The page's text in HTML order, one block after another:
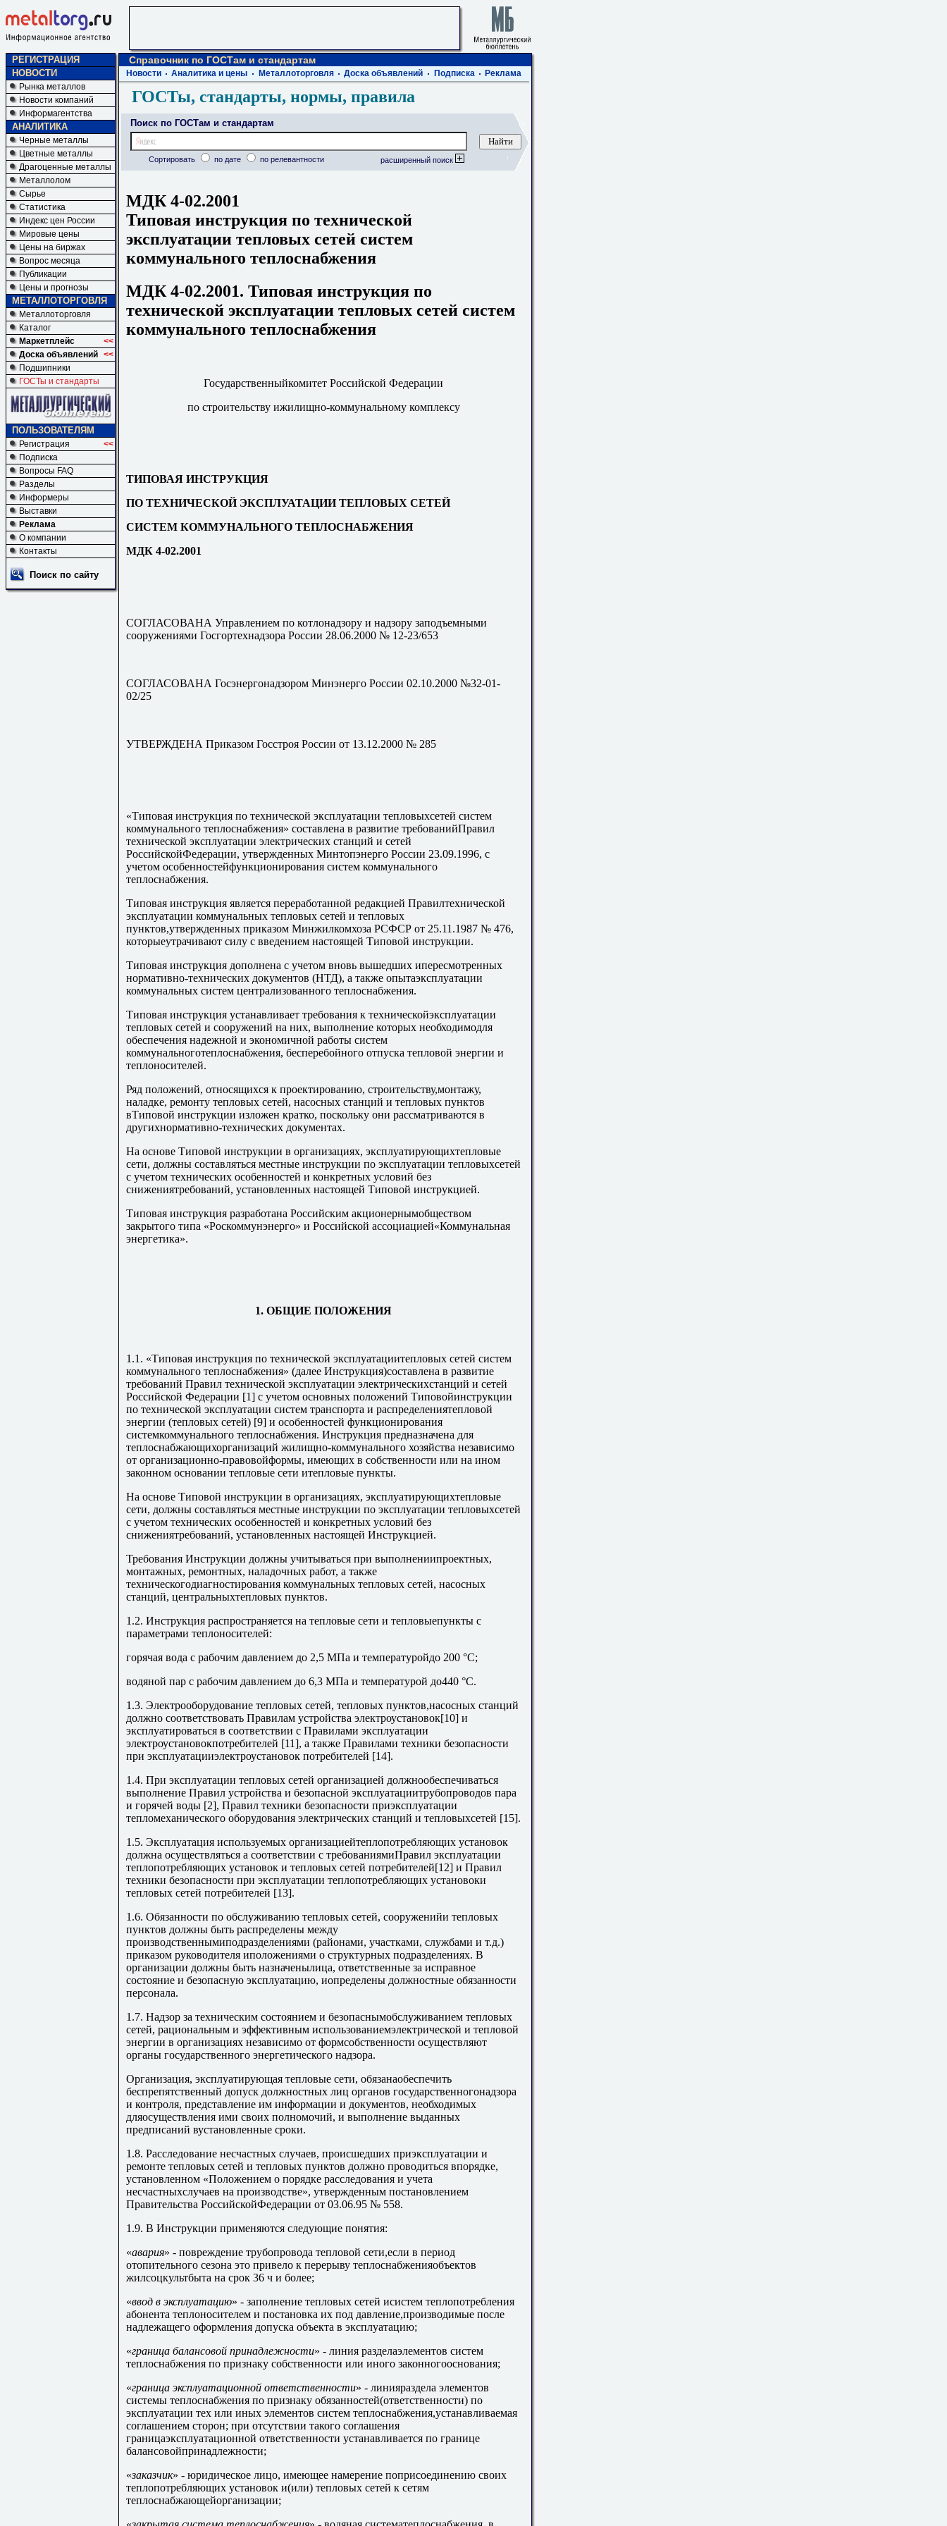
РЕГИСТРАЦИЯ
НОВОСТИ
Рынка металлов
Новости компаний
Информагентства
АНАЛИТИКА
Черные металлы
Цветные металлы
Драгоценные металлы
Металлолом
Сырье
Статистика
Индекс цен России
Мировые цены
Цены на биржах
Вопрос месяца
Публикации
Цены и прогнозы
МЕТАЛЛОТОРГОВЛЯ
Металлоторговля
Каталог
Маркетплейс
<<
Доска объявлений <<
Подшипники
ГОСТы и стандарты
ПОЛЬЗОВАТЕЛЯМ
Регистрация
<<
Подписка
Вопросы FAQ
Разделы
Информеры
Выставки
Реклама
О компании
Контакты
Поиск по сайту
Справочник по ГОСТам и стандартам
Новости Аналитика и цены Металлоторговля Доска объявлений Подписка Реклама
ГОСТы, стандарты, нормы, правила
Поиск по ГОСТам и стандартам
Сортировать по дате по релевантности расширенный поиск
МДК 4-02.2001
Типовая инструкция по технической
эксплуатации тепловых сетей систем
коммунального теплоснабжения
МДК 4-02.2001. Типовая инструкция по
технической эксплуатации тепловых сетей систем
коммунального теплоснабжения
Государственныйкомитет Российской Федерации
по строительству ижилищно-коммунальному комплексу
ТИПОВАЯ ИНСТРУКЦИЯ
ПО ТЕХНИЧЕСКОЙ ЭКСПЛУАТАЦИИ ТЕПЛОВЫХ СЕТЕЙ
СИСТЕМ КОММУНАЛЬНОГО ТЕПЛОСНАБЖЕНИЯ
МДК 4-02.2001
СОГЛАСОВАНА Управлением по котлонадзору и надзору заподъемными
сооружениями Госгортехнадзора России 28.06.2000 № 12-23/653
СОГЛАСОВАНА Госэнергонадзором Минэнерго России 02.10.2000 №32-01-
02/25
УТВЕРЖДЕНА Приказом Госстроя России от 13.12.2000 № 285
«Типовая инструкция по технической эксплуатации тепловыхсетей систем
коммунального теплоснабжения» составлена в развитие требованийПравил
технической эксплуатации электрических станций и сетей
РоссийскойФедерации, утвержденных Минтопэнерго России 23.09.1996, с
учетом особенностейфункционирования систем коммунального
теплоснабжения.
Типовая инструкция является переработанной редакцией Правилтехнической
эксплуатации коммунальных тепловых сетей и тепловых
пунктов,утвержденных приказом Минжилкомхоза РСФСР от 25.11.1987 № 476,
которыеутрачивают силу с введением настоящей Типовой инструкции.
Типовая инструкция дополнена с учетом вновь вышедших ипересмотренных
нормативно-технических документов (НТД), а также опытаэксплуатации
коммунальных систем централизованного теплоснабжения.
Типовая инструкция устанавливает требования к техническойэксплуатации
тепловых сетей и сооружений на них, выполнение которых необходимодля
обеспечения надежной и экономичной работы систем
коммунальноготеплоснабжения, бесперебойного отпуска тепловой энергии и
теплоносителей.
Ряд положений, относящихся к проектированию, строительству,монтажу,
наладке, ремонту тепловых сетей, насосных станций и тепловых пунктов
вТиповой инструкции изложен кратко, поскольку они рассматриваются в
другихнормативно-технических документах.
На основе Типовой инструкции в организациях, эксплуатирующихтепловые
сети, должны составляться местные инструкции по эксплуатации тепловыхсетей
с учетом технических особенностей и конкретных условий без
снижениятребований, установленных настоящей Типовой инструкцией.
Типовая инструкция разработана Российским акционернымобществом
закрытого типа «Роскоммунэнерго» и Российской ассоциацией«Коммунальная
энергетика».
1. ОБЩИЕ ПОЛОЖЕНИЯ
1.1. «Типовая инструкция по технической эксплуатациитепловых сетей систем
коммунального теплоснабжения» (далее Инструкция)составлена в развитие
требований Правил технической эксплуатации электрическихстанций и сетей
Российской Федерации [1] с учетом основных положений Типовойинструкции
по технической эксплуатации систем транспорта и распределениятепловой
энергии (тепловых сетей) [9] и особенностей функционирования
системкоммунального теплоснабжения. Инструкция предназначена для
теплоснабжающихорганизаций жилищно-коммунального хозяйства независимо
от организационно-правовойформы, имеющих в собственности или на ином
законном основании тепловые сети итепловые пункты.
На основе Типовой инструкции в организациях, эксплуатирующихтепловые
сети, должны составляться местные инструкции по эксплуатации тепловыхсетей
с учетом технических особенностей и конкретных условий без
снижениятребований, установленных настоящей Инструкцией.
Требования Инструкции должны учитываться при выполнениипроектных,
монтажных, ремонтных, наладочных работ, а также
техническогодиагностирования коммунальных тепловых сетей, насосных
станций, центральныхтепловых пунктов.
1.2. Инструкция распространяется на тепловые сети и тепловыепункты с
параметрами теплоносителей:
горячая вода с рабочим давлением до 2,5 МПа и температуройдо 200 °С;
водяной пар с рабочим давлением до 6,3 МПа и температурой до440 °С.
1.3. Электрооборудование тепловых сетей, тепловых пунктов,насосных станций
должно соответствовать Правилам устройства электроустановок[10] и
эксплуатироваться в соответствии с Правилами эксплуатации
электроустановокпотребителей [11], а также Правилами техники безопасности
при эксплуатацииэлектроустановок потребителей [14].
1.4. При эксплуатации тепловых сетей организацией должнообеспечиваться
выполнение Правил устройства и безопасной эксплуатациитрубопроводов пара
и горячей воды [2], Правил техники безопасности приэксплуатации
тепломеханического оборудования электрических станций и тепловыхсетей [15].
1.5. Эксплуатация используемых организациейтеплопотребляющих установок
должна осуществляться а соответствии с требованиямиПравил эксплуатации
теплопотребляющих установок и тепловых сетей потребителей[12] и Правил
техники безопасности при эксплуатации теплопотребляющих установоки
тепловых сетей потребителей [13].
1.6. Обязанности по обслуживанию тепловых сетей, сооруженийи тепловых
пунктов должны быть распределены между
производственнымиподразделениями (районами, участками, службами и т.д.)
приказом руководителя иположениями о структурных подразделениях. В
организации должны быть назначенылица, ответственные за исправное
состояние и безопасную эксплуатацию, иопределены должностные обязанности
персонала.
1.7. Надзор за техническим состоянием и безопаснымобслуживанием тепловых
сетей, рациональным и эффективным использованиемэлектрической и тепловой
энергии в организациях независимо от формсобственности осуществляют
органы государственного энергетического надзора.
Организация, эксплуатирующая тепловые сети, обязанаобеспечить
беспрепятственный допуск должностных лиц органов государственногонадзора
и контроля, представление им информации и документов, необходимых
дляосуществления ими своих полномочий, и выполнение выданных
предписаний вустановленные сроки.
1.8. Расследование несчастных случаев, происшедших приэксплуатации и
ремонте тепловых сетей и тепловых пунктов должно проводиться впорядке,
установленном «Положением о порядке расследования и учета
несчастныхслучаев на производстве», утвержденным постановлением
Правительства РоссийскойФедерации от 03.06.95 № 558.
1.9. В Инструкции применяются следующие понятия:
«авария» - повреждение трубопровода тепловой сети,если в период
отопительного сезона это привело к перерыву теплоснабженияобъектов
жилсоцкультбыта на срок 36 ч и более;
«ввод в эксплуатацию» - заполнение тепловых сетей исистем теплопотребления
абонента теплоносителем и постановка их под давление,производимые после
надлежащего оформления допуска объекта в эксплуатацию;
«граница балансовой принадлежности» - линия разделаэлементов систем
теплоснабжения по признаку собственности или иного законногооснования;
«граница эксплуатационной ответственности» - линияраздела элементов
системы теплоснабжения по признаку обязанностей(ответственности) по
эксплуатации тех или иных элементов систем теплоснабжения,устанавливаемая
соглашением сторон; при отсутствии такого соглашения
границаэксплуатационной ответственности устанавливается по границе
балансовойпринадлежности;
«заказчик» - юридическое лицо, имеющее намерение поприсоединению своих
теплопотребляющих установок и(или) тепловых сетей к сетям
теплоснабжающейорганизации;